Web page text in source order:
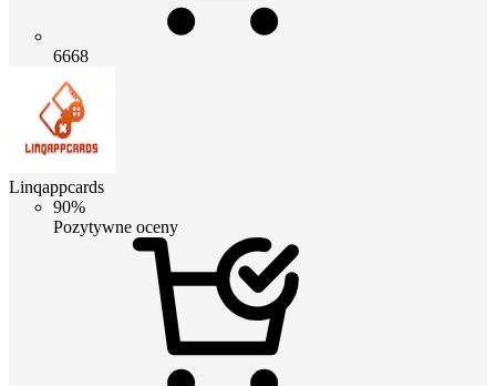
6668
Linqappcards
90%
Pozytywne oceny